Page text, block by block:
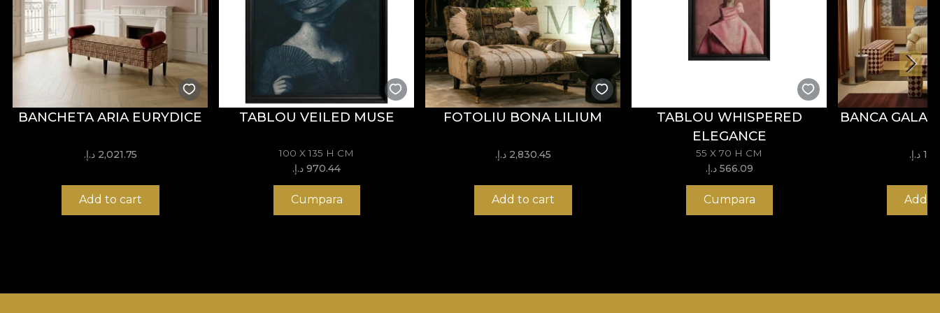
BANCHETA ARIA EURYDICE
2,021.75 د.إ.‏
Add to cart
TABLOU VEILED MUSE
100 X 135 H CM
970.44 د.إ.‏
Cumpara
FOTOLIU BONA LILIUM
2,830.45 د.إ.‏
Add to cart
TABLOU WHISPERED
ELEGANCE
55 X 70 H CM
566.09 د.إ.‏
Cumpara
BANCA
د.إ.‏
Add